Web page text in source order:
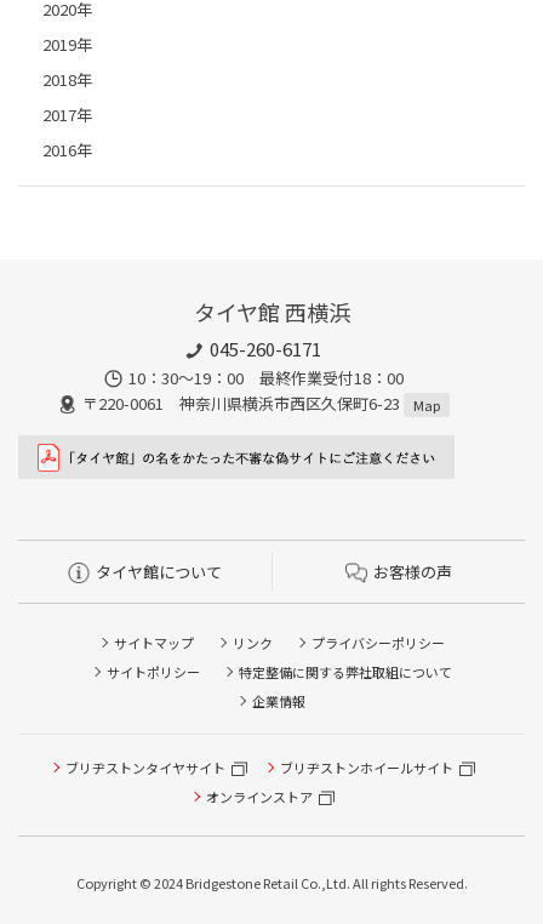
2020年
2019年
2018年
2017年
2016年
タイヤ館 西横浜
045-260-6171
10：30～19：00 最終作業受付18：00
〒220-0061 神奈川県横浜市西区久保町6-23
Map
タイヤ館について お客様の声
サイトマップ リンク
プライバシーポリシー
サイトポリシー
特定整備に関する弊社取組について
企業情報
ブリヂストンタイヤサイト
ブリヂストンホイールサイト
オンラインストア
Copyright © 2024 Bridgestone Retail Co.,Ltd. All rights Reserved.
タイヤ点検・安全点検/タイヤ履き替え/オイル交換/その他
ピット作業の予約
本日のタイヤ履き替え順番待ち予約 ※クローク契約会員の